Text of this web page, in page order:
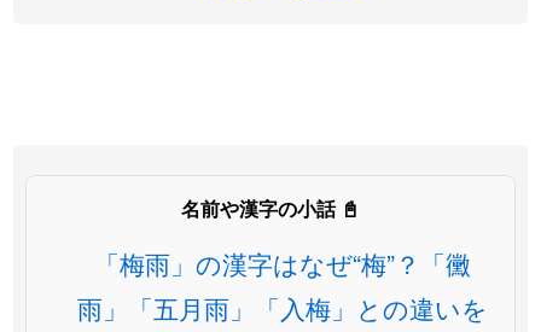
名前や漢字の小話 📓
「梅雨」の漢字はなぜ“梅”？「黴
雨」「五月雨」「入梅」との違いを